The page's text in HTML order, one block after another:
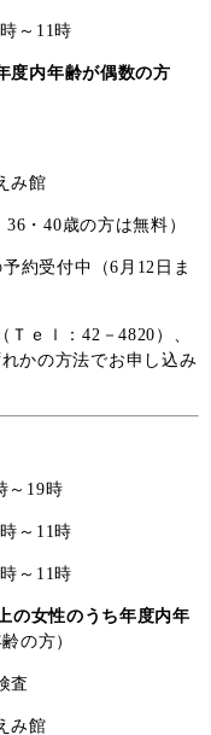
11時
度内年齢が偶数の方
み館
・40歳の方は無料）
予約受付中（6月12日ま
ｅｌ：42－4820）、
かの方法でお申し込み
19時
11時
11時
の女性のうち年度内年
の方）
査
み館